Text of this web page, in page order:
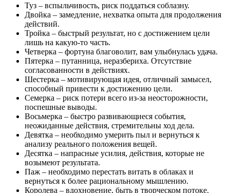
Туз – вспыльчивость, риск поддаться соблазну.
Двойка – замедление, нехватка опыта для продолжения
действий.
Тройка – быстрый результат, но с достижением цели
лишь на какую-то часть.
Четверка – фортуна благоволит, вам улыбнулась удача.
Пятерка – путанница, неразбериха. Отсутствие
согласованности в действиях.
Шестерка – мотивирующая идея, отличный замысел,
способный привести к достижению цели.
Семерка – риск потери всего из-за неосторожности,
поспешные выводы.
Восьмерка – быстро развивающиеся события,
неожиданные действия, стремительны ход дела.
Девятка – необходимо умерить пыл и вернуться к
анализу реального положения вещей.
Десятка – напрасные усилия, действия, которые не
возымеют результата.
Паж – необходимо перестать витать в облаках и
вернуться к более рациональному мышлению.
Королева – вдохновение, быть в творческом потоке.